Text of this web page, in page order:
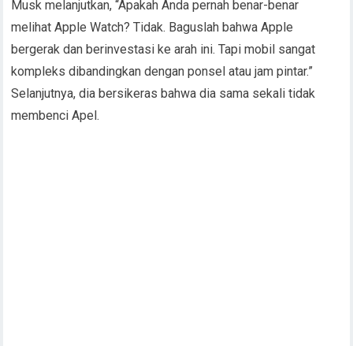
Musk melanjutkan, “Apakah Anda pernah benar-benar
melihat Apple Watch? Tidak. Baguslah bahwa Apple
bergerak dan berinvestasi ke arah ini. Tapi mobil sangat
kompleks dibandingkan dengan ponsel atau jam pintar.”
Selanjutnya, dia bersikeras bahwa dia sama sekali tidak
membenci Apel.